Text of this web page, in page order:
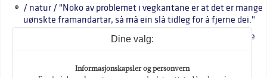
/ natur / "Noko av problemet i vegkantane er at det er mange
uønskte framandartar, så må ein slå tidleg for å fjerne dei."
/ namn / "Akkurat no kjenner eg veldig sorg og pessimisme
/ namn / Marilynne Robinson: "Vi tek feil alle saman"
Dine valg:
Informasjonskapsler og personvern